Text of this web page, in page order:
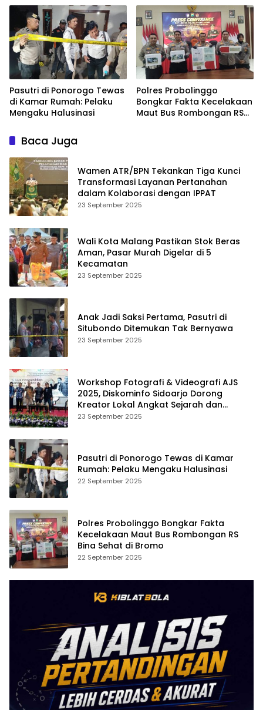
Angkat Sejarah dan
Budaya
Pasutri di Ponorogo Tewas
di Kamar Rumah: Pelaku
Mengaku Halusinasi
Polres Probolinggo
Bongkar Fakta Kecelakaan
Maut Bus Rombongan RS
Baca Juga
Wamen ATR/BPN Tekankan Tiga Kunci
Transformasi Layanan Pertanahan
dalam Kolaborasi dengan IPPAT
23 September 2025
Wali Kota Malang Pastikan Stok Beras
Aman, Pasar Murah Digelar di 5
Kecamatan
23 September 2025
Anak Jadi Saksi Pertama, Pasutri di
Situbondo Ditemukan Tak Bernyawa
23 September 2025
Workshop Fotografi & Videografi AJS
2025, Diskominfo Sidoarjo Dorong
Kreator Lokal Angkat Sejarah dan
Budaya
23 September 2025
Pasutri di Ponorogo Tewas di Kamar
Rumah: Pelaku Mengaku Halusinasi
22 September 2025
Polres Probolinggo Bongkar Fakta
Kecelakaan Maut Bus Rombongan RS
Bina Sehat di Bromo
22 September 2025